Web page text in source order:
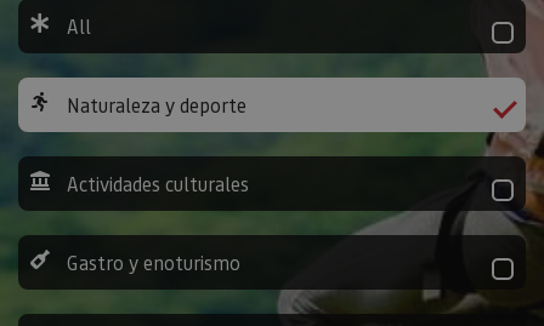
All
Naturaleza y deporte
Actividades culturales
Gastro y enoturismo